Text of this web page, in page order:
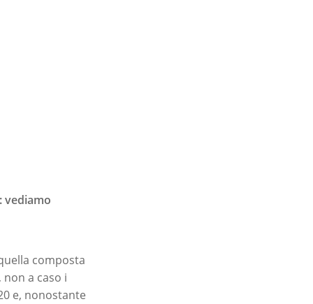
vediamo
composta
non a caso i
e, nonostante